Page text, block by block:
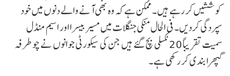
کوششیں کر رہے ہیں۔ ممکن ہے کہ وہ بھی آنے والے دنوں میں خود
سپردگی کردیں۔ فی الحال منکی جنگلات میں مسیر بیسرا اور اسیم منڈل
سمیت تقریباً 20 نکسلی بچ گئے ہیں جن کی سیکورٹی جوانوں نے چو طرفہ
گپھرا بندی کر رکھی ہے۔